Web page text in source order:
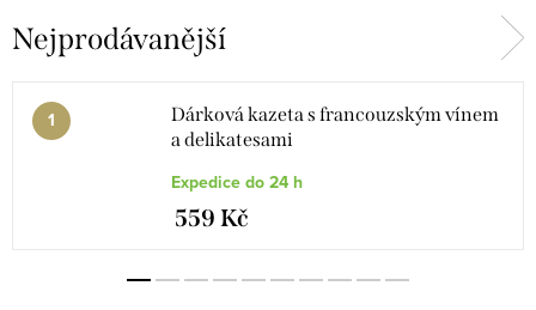
Nejprodávanější
Dárková kazeta s francouzským vínem
a delikatesami
Expedice do 24 h
559 Kč